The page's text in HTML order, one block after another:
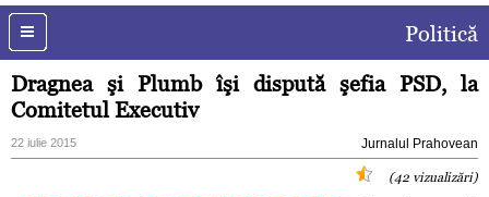
Politică
Dragnea şi Plumb îşi dispută şefia PSD, la
Comitetul Executiv
22 iulie 2015 Jurnalul Prahovean
(42 vizualizări)